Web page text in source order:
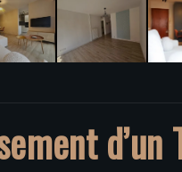
d’un